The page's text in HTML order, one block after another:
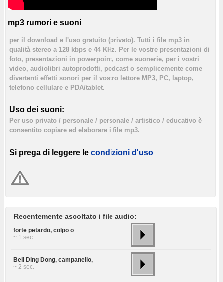
mp3 rumori e suoni
per il download e l'uso gratuito (privato). Tutti i file mp3 in
qualità stereo a 128 kbps e 44 KHz. Per le vostre presentazioni di
foto, presentazioni in powerpoint, come suonerie, per i vostri
video, audiolibri autoprodotti, podcast o semplicemente come
divertenti effetti sonori per il vostro lettore MP3, PC, laptop,
telefono cellulare e PDA/tablet.
Uso dei suoni:
Per uso privato / personale / personale / artistico / educativo è
consentito copiare ed elaborare i file mp3.
Si prega di leggere le condizioni d'uso
Recentemente ascoltato i file audio:
forte petardo, colpo o
~ 1 sec.
Bell Ding Dong, campanello,
~ 2 sec.